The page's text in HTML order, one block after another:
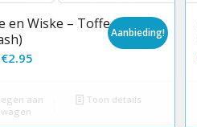
en Wiske – Toffe
€2.95Huidige
is:
Aanbieding!
aan
Toon details